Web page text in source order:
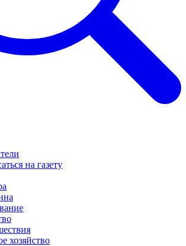
на газету
хозяйство